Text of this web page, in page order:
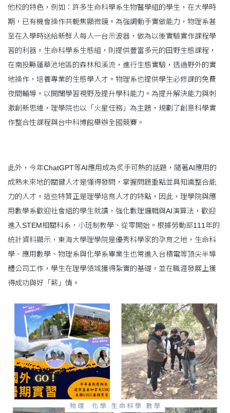
他校的特色，例如：許多生命科學系生物醫學組的學生，在大學時
期，已有機會操作共軛焦顯微鏡。為強調動手實做能力，物理系甚
至在入學時送給新鮮人每人一台示波器，做為以後實驗實作課程學
習的利器。生命科學系生態組，則提供豐富多元的田野生態課程，
在南投縣蓮華池地區的森林和溪流，進行生態實驗，透過野外的實
地操作，培養專業的生態學人才。物理系也提供學生必修課的免費
夜間輔導。以開闊學習視野及提升學科能力。為提升解決能力與刺
激創新思維，理學院也以「火星任務」為主題，規劃了創意科學實
作整合性課程與台中科博館舉辦全國競賽。
此外，今年ChatGPT等AI應用成為炙手可熱的話題，隨著AI應用的
成熟未來地的關鍵人才是懂得發問，掌握問題重點並具知識整合能
力的人才。這些特質正是理學培育人才的特點，因此，理學院與應
用數學系歡迎社會組的學生就讀，強化數理邏輯與AI演算法，歡迎
進入STEM相關科系，小班制教學、從零開始。根據勞動部111年的
統計資料顯示，東海大學理學院是優秀科學家的孕育之地，生命科
學、應用數學、物理系與化學系畢業生也常進入台積電等頂尖半導
體公司工作，學生在理學領域獲得紮實的基礎，並在職涯發展上獲
得成功與好「薪」情。